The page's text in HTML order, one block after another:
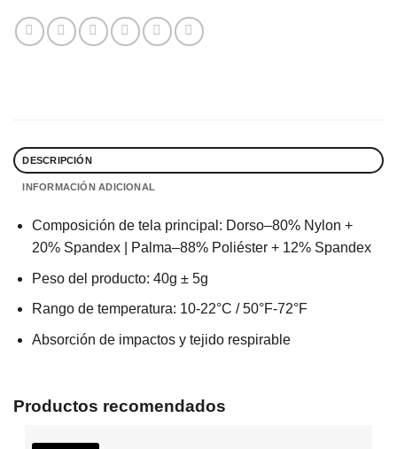
DESCRIPCIÓN
INFORMACIÓN ADICIONAL
Composición de tela principal: Dorso–80% Nylon +
20% Spandex | Palma–88% Poliéster + 12% Spandex
Peso del producto: 40g ± 5g
Rango de temperatura: 10-22°C / 50°F-72°F
Absorción de impactos y tejido respirable
Productos recomendados